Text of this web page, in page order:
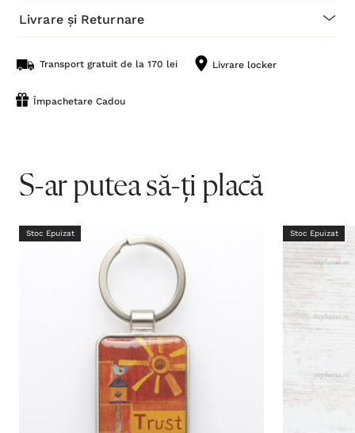
Livrare și Returnare
Transport gratuit de la 170 lei Livrare locker
Împachetare Cadou
S-ar putea să-ți placă
Stoc Epuizat Stoc Epuizat